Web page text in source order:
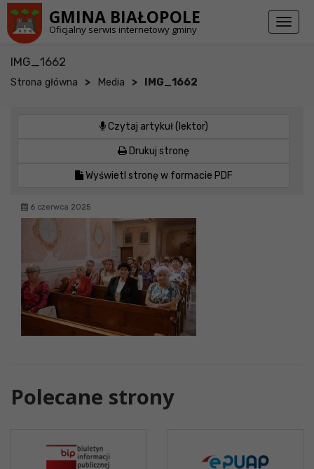
GMINA BIAŁOPOLE
Oficjalny serwis internetowy gminy
Toggle
IMG_1662
Strona główna > Media > IMG_1662
Czytaj artykuł (lektor)
Drukuj stronę
Wyświetl stronę w formacie PDF
6 czerwca 2025
Polecane strony